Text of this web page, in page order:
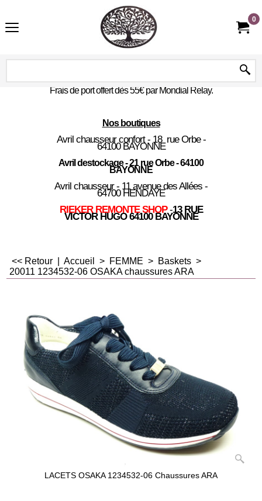
0
Frais de port offert dès 55€ par Mondial Relay.
Nos boutiques
Avril chausseur confort - 18 rue Orbe -
64100 BAYONNE
Avril destockage - 21 rue Orbe - 64100
BAYONNE
Avril chausseur - 11 avenue des Allées -
64700 HENDAYE
RIEKER REMONTE SHOP -13 RUE
VICTOR HUGO 64100 BAYONNE
<< Retour Accueil > FEMME > Baskets >
20011 1234532-06 OSAKA chaussures ARA
LACETS OSAKA 1234532-06 Chaussures ARA